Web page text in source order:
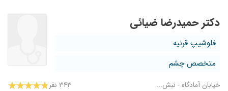
دکتر حمیدرضا ضیائی
فلوشیپ قرنیه
متخصص چشم
خیابان آمادگاه - نبش... ۳۴۳ نفر